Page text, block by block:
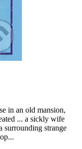
in an old mansion,
... a sickly wife
surrounding strange